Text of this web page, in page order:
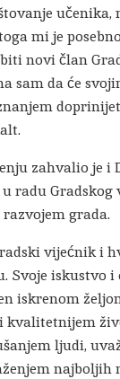
učenika,
mi je
novi član
sam da će
zahvalio je i
radu
grada.
vijećnik i
Svoje iskustvo
iskrenom
kvalitetnijem
ljudi,
najboljih